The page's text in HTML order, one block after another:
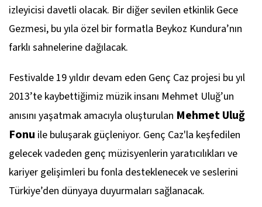
izleyicisi davetli olacak. Bir diğer sevilen etkinlik Gece
Gezmesi, bu yıla özel bir formatla Beykoz Kundura’nın
farklı sahnelerine dağılacak.
Festivalde 19 yıldır devam eden Genç Caz projesi bu yıl
2013’te kaybettiğimiz müzik insanı Mehmet Uluğ’un
anısını yaşatmak amacıyla oluşturulan Mehmet Uluğ
Fonu ile buluşarak güçleniyor. Genç Caz'la keşfedilen
gelecek vadeden genç müzisyenlerin yaratıcılıkları ve
kariyer gelişimleri bu fonla desteklenecek ve seslerini
Türkiye’den dünyaya duyurmaları sağlanacak.